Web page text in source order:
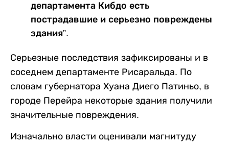
департамента Кибдо есть
пострадавшие и серьезно повреждены
здания”.
Серьезные последствия зафиксированы и в
соседнем департаменте Рисаральда. По
словам губернатора Хуана Диего Патиньо, в
городе Перейра некоторые здания получили
значительные повреждения.
Изначально власти оценивали магнитуду